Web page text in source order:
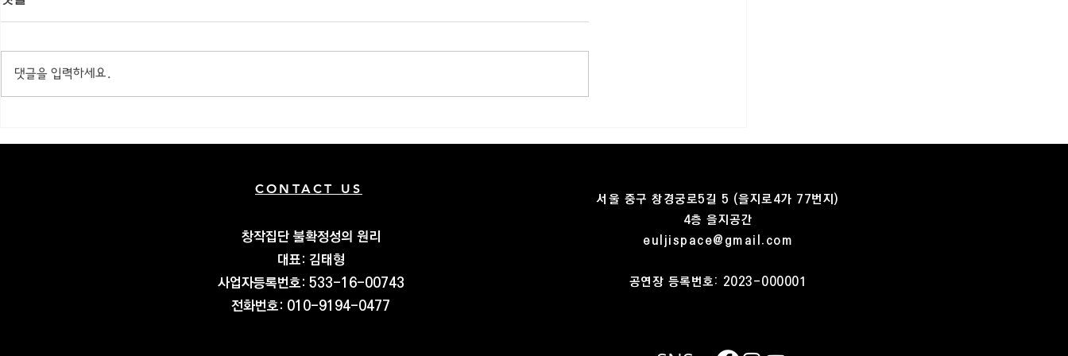
바겸 프로젝트 | 폐기물 프로
단 매생 | 채식 프로젝트
댓글을 입력하세요.
CONTACT US
​창작집단 불확정성의 원리
대표: 김태형
​사업자등록번호: 533-16-00743
​전화번호: 010-9194-0477
서울 중구 창경궁로5길 5 (을지로4가 77번지)
4층 을지공간
euljispace@gmail.com
공연장 등록번호: 2023-000001